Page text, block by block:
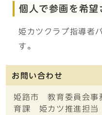
個人で参画を希望
姫カツクラブ指導者
す。
お問い合わせ
姫路市 教育委員会
育課 姫カツ推進担当